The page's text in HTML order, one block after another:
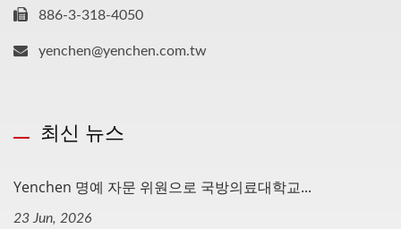
886-3-318-4050
yenchen@yenchen.com.tw
최신 뉴스
Yenchen 명예 자문 위원으로 국방의료대학교...
23 Jun, 2026